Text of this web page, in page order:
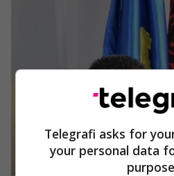
Telegrafi asks for
your personal data